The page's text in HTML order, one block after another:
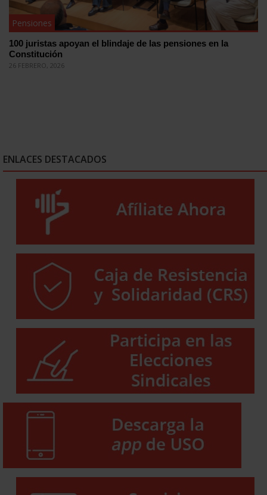
Pensiones
100 juristas apoyan el blindaje de las pensiones en la
Constitución
26 FEBRERO, 2026
ENLACES DESTACADOS